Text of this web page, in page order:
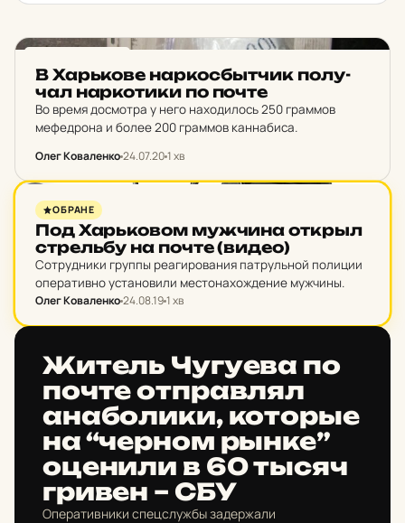
В Харь­ко­ве нар­кос­бытчик по­лу­
чал нар­ко­ти­ки по почте
Во время досмотра у него находилось 250 граммов
мефедрона и более 200 граммов каннабиса.
Олег Коваленко24.07.201 хв
НОВИНИ ХАРКОВА
ОБРАНЕ
Под Харь­ко­вом муж­чи­на открыл
стрель­бу на почте (видео)
Сотрудники группы реагирования патрульной полиции
оперативно установили местонахождение мужчины.
Олег Коваленко24.08.191 хв
Житель Чу­гу­е­ва по
почте от­прав­лял
ана­бо­ли­ки, ко­тор­ые
на “черном рынке”
оце­ни­ли в 60 тысяч
гривен – СБУ
Оперативники спецслужбы задержали